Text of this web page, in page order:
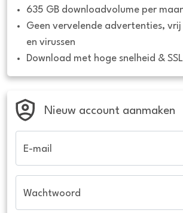
635 GB downloadvolume per
Geen vervelende advertenties,
en virussen
Download met hoge snelheid &
Nieuw account aanmaken
E-mail
Wachtwoord